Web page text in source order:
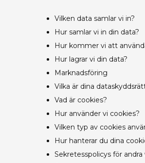
Vilken data samlar vi in?
Hur samlar vi in din data?
Hur kommer vi att
Hur lagrar vi din data?
Marknadsföring
Vilka är dina
Vad är cookies?
Hur använder vi cookies?
Vilken typ av cookies
Hur hanterar du dina
Sekretesspolicys för